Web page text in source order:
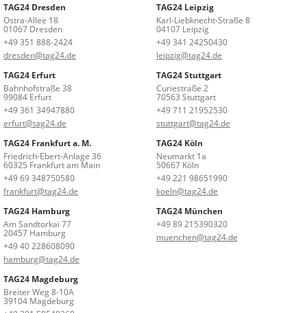
TAG24 Dresden
Ostra-Allee 18
01067 Dresden
+49 351 888-2424
dresden@tag24.de
TAG24 Leipzig
Karl-Liebknecht-Straße 8
04107 Leipzig
+49 341 24250430
leipzig@tag24.de
TAG24 Erfurt
Bahnhofstraße 38
99084 Erfurt
+49 361 34947880
erfurt@tag24.de
TAG24 Stuttgart
Curiestraße 2
70563 Stuttgart
+49 711 21952530
stuttgart@tag24.de
TAG24 Frankfurt a. M.
Friedrich-Ebert-Anlage 36
60325 Frankfurt am Main
+49 69 348750580
frankfurt@tag24.de
TAG24 Köln
Neumarkt 1a
50667 Köln
+49 221 98651990
koeln@tag24.de
TAG24 Hamburg
Am Sandtorkai 77
20457 Hamburg
+49 40 228608090
hamburg@tag24.de
TAG24 München
+49 89 215390320
muenchen@tag24.de
TAG24 Magdeburg
Breiter Weg 8-10A
39104 Magdeburg